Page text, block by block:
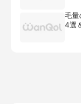
毛量
4選